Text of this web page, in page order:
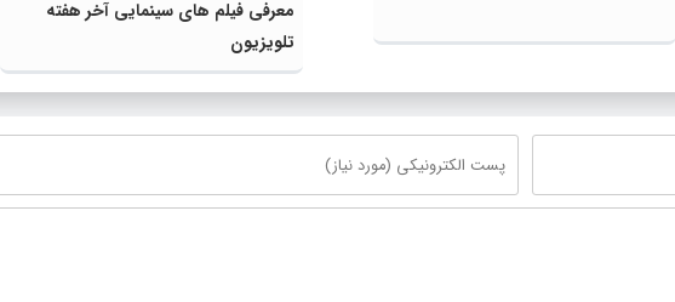
معرفی فیلم های سینمایی آخر هفته
تلویزیون